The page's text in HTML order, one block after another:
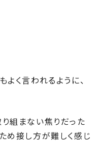
よく言われるように、
組まない焦りだった
め接し方が難しく感じ